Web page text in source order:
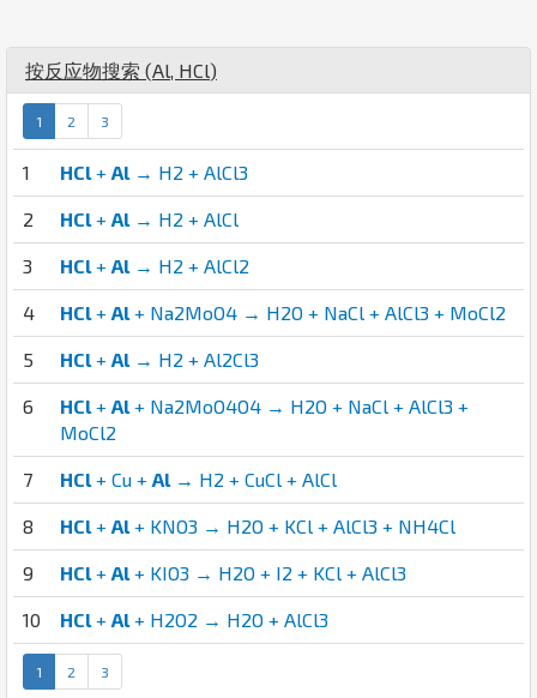
按反应物搜索 (Al HCl)
1 2 3
1 HCl + Al → H2 + AlCl3
2 HCl + Al → H2 + AlCl
3 HCl + Al → H2 + AlCl2
4 HCl + Al + Na2MoO4 → H2O + NaCl + AlCl3 + MoCl2
5 HCl + Al → H2 + Al2Cl3
6 HCl + Al + Na2MoO4O4 → H2O + NaCl + AlCl3 +
MoCl2
7 HCl + Cu + Al → H2 + CuCl + AlCl
8 HCl + Al + KNO3 → H2O + KCl + AlCl3 + NH4Cl
9 HCl + Al + KIO3 → H2O + I2 + KCl + AlCl3
10 HCl + Al + H2O2 → H2O + AlCl3
1 2 3